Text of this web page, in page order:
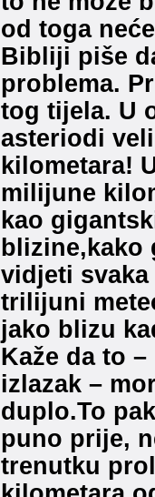
od toga
Bibliji piše
problema.
tog tijela. U
asteriodi
kilometara!
milijune
kao
blizine,kako
vidjeti
trilijuni
jako blizu
Kaže da to
izlazak –
duplo.To
puno prije,
trenutku